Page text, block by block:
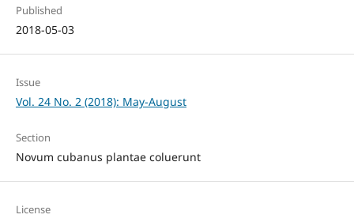
Published
2018-05-03
Issue
Vol. 24 No. 2 (2018): May-August
Section
Novum cubanus plantae coluerunt
License